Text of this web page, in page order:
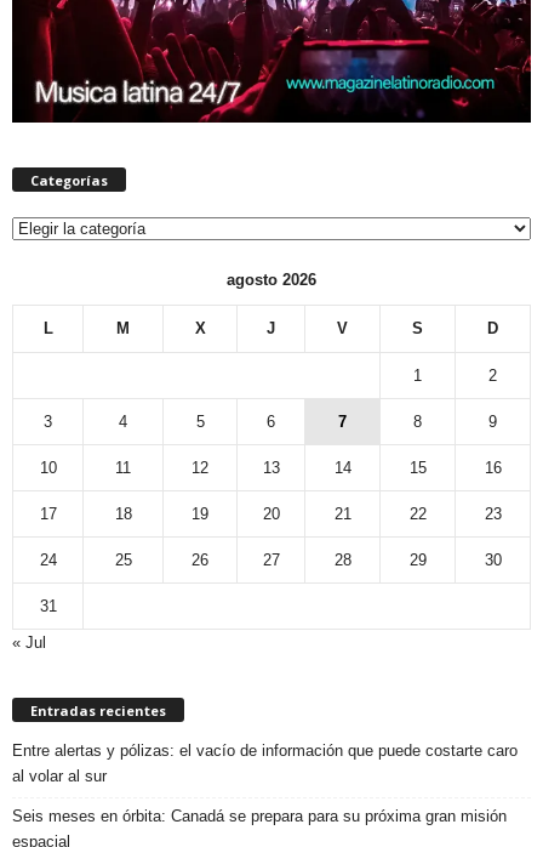
Categorías
Categorías
agosto 2026
L M X J V S D
1 2
3 4 5 6 7 8 9
10 11 12 13 14 15 16
17 18 19 20 21 22 23
24 25 26 27 28 29 30
31
« Jul
Entradas recientes
Entre alertas y pólizas: el vacío de información que puede costarte caro
al volar al sur
Seis meses en órbita: Canadá se prepara para su próxima gran misión
espacial